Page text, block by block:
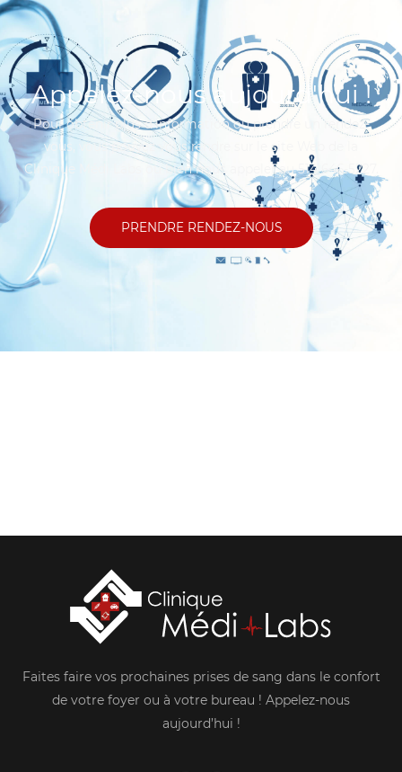
Appelez-nous aujourd'hui !
Pour obtenir plus d’information ou prendre un rendez-
vous, vous pouvez vous rendre sur le site Web de la
Clinique Médi Labs ou bien nous appeler au 514 646-5227.
PRENDRE RENDEZ-NOUS
Faites faire vos prochaines prises de sang dans le confort
de votre foyer ou à votre bureau ! Appelez-nous
aujourd’hui !